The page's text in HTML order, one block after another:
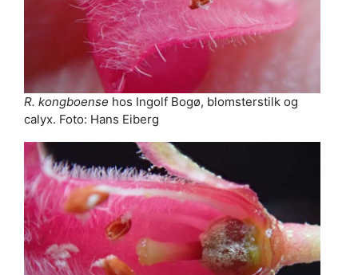
R. kongboense hos Ingolf Bogø, blomsterstilk og
calyx. Foto: Hans Eiberg